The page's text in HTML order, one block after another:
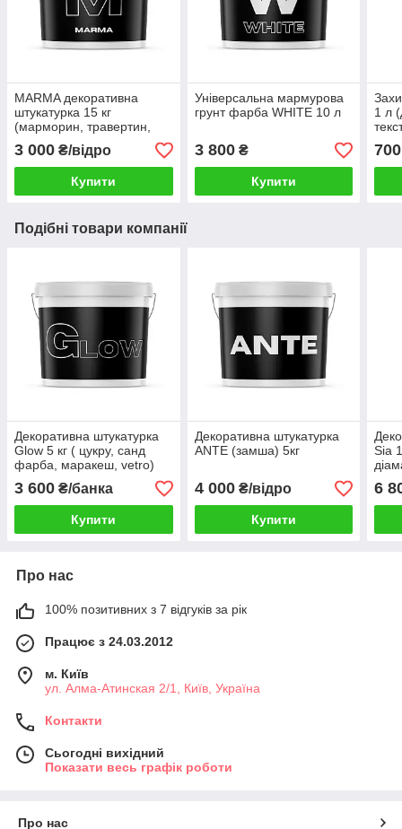
MARMA декоративна
штукатурка 15 кг
(марморин, травертин,
бетон)
3 000 ₴/відро
Купити
Універсальна мармурова
грунт фарба WHITE 10 л
3 800₴
Купити
1 л
700
Подібні товари компанії
Декоративна штукатурка
Glow 5 кг ( цукру, санд
фарба, маракеш, vetro)
3 600 ₴/банка
Купити
Декоративна штукатурка
ANTE (замша) 5кг
4 000₴/відро
Купити
Sia
6
Про нас
100% позитивних з 7 відгуків за рік
Працює з 24.03.2012
м. Київ
ул. Алма-Атинская 2/1, Київ, Україна
Контакти
Сьогодні вихідний
Показати весь графік роботи
Про нас